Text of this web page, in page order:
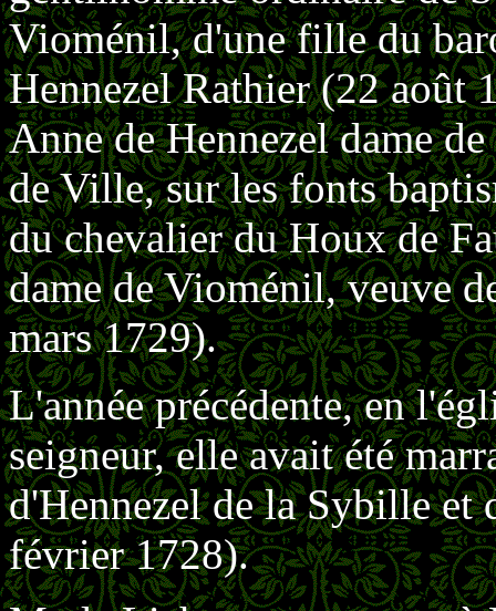
Vioménil, d'une fille du
Hennezel Rathier (22 août
Anne de Hennezel dame
de Ville, sur les fonts
du chevalier du Houx de
dame de Vioménil, veuve
mars 1729).
L'année précédente, en
seigneur, elle avait été
d'Hennezel de la Sybille et
février 1728).